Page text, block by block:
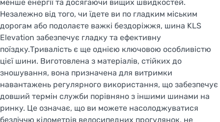
менше енергії та досягаючи вищих швидкостей.
Незалежно від того, чи їдете ви по гладким міським
дорогам або подолаєте важкі бездоріжжя, шина KLS
Elevation забезпечує гладку та ефективну
поїздку.Тривалість є ще однією ключовою особливістю
цієї шини. Виготовлена з матеріалів, стійких до
зношування, вона призначена для витримки
навантажень регулярного використання, що забезпечує
довший термін служби порівняно з іншими шинами на
ринку. Це означає, що ви можете насолоджуватися
безліччю кілометрів велосипедних прогулянок, не